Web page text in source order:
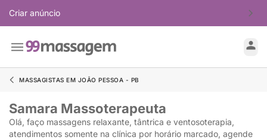
Criar anúncio
MASSAGISTAS EM JOÃO PESSOA - PB
Samara Massoterapeuta
Olá, faço massagens relaxante, tântrica e ventosoterapia,
atendimentos somente na clínica por horário marcado, agende